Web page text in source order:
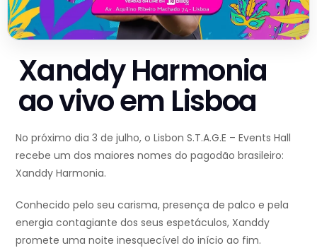
Xanddy Harmonia
ao vivo em Lisboa
No próximo dia 3 de julho, o Lisbon S.T.A.G.E – Events Hall
recebe um dos maiores nomes do pagodão brasileiro:
Xanddy Harmonia.
Conhecido pelo seu carisma, presença de palco e pela
energia contagiante dos seus espetáculos, Xanddy
promete uma noite inesquecível do início ao fim.